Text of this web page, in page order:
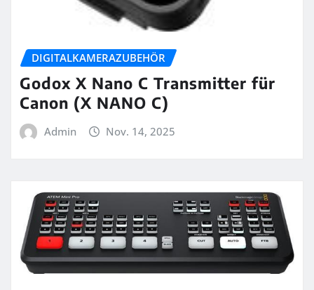
DIGITALKAMERAZUBEHÖR
Godox X Nano C Transmitter für
Canon (X NANO C)
Admin Nov. 14, 2025